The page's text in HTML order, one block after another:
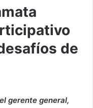
de
gerente general,